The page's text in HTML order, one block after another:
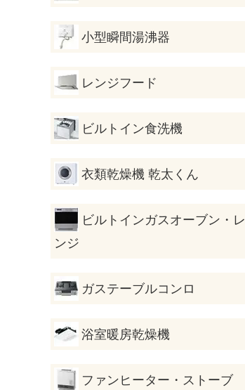
小型瞬間湯沸器
レンジフード
ビルトイン食洗機
衣類乾燥機 乾太くん
ビルトインガスオーブン・レ
ンジ
ガステーブルコンロ
浴室暖房乾燥機
ファンヒーター・ストーブ